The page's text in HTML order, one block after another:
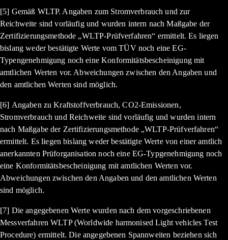
[5] Gemäß WLTP. Angaben zum Stromverbrauch und zur
Reichweite sind vorläufig und wurden intern nach Maßgabe der
Zertifizierungsmethode „WLTP-Prüfverfahren“ ermittelt. Es liegen
bislang weder bestätigte Werte vom TÜV noch eine EG-
Typengenehmigung noch eine Konformitätsbescheinigung mit
amtlichen Werten vor. Abweichungen zwischen den Angaben und
den amtlichen Werten sind möglich.
[6] Angaben zu Kraftstoffverbrauch, CO2-Emissionen,
Stromverbrauch und Reichweite sind vorläufig und wurden intern
nach Maßgabe der Zertifizierungsmethode „WLTP-Prüfverfahren“
ermittelt. Es liegen bislang weder bestätigte Werte von einer amtlich
anerkannten Prüforganisation noch eine EG-Typgenehmigung noch
eine Konformitätsbescheinigung mit amtlichen Werten vor.
Abweichungen zwischen den Angaben und den amtlichen Werten
sind möglich.
[7] Die angegebenen Werte wurden nach dem vorgeschriebenen
Messverfahren WLTP (Worldwide harmonised Light vehicles Test
Procedure) ermittelt. Die angegebenen Spannweiten beziehen sich